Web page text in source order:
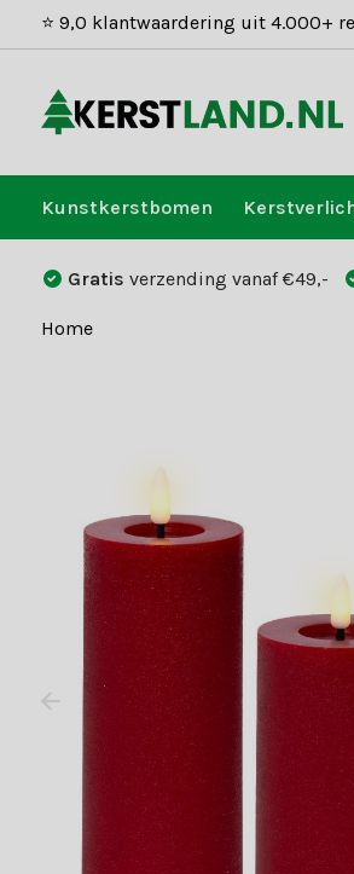
⭐ 9,0 klantwaardering uit 4.000+
Kunstkerstbomen
Gratis verzending vanaf €49,-
Home